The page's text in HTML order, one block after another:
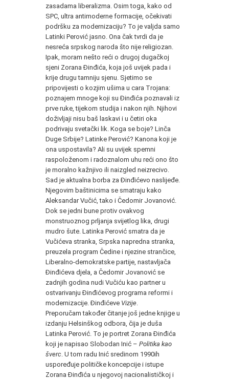
zasadama liberalizma. Osim toga, kako od
SPC, ultra antimoderne formacije, očekivati
podršku za modernizaciju? To je valjda samo
Latinki Perović jasno. Ona čak tvrdi da je
nesreća srpskog naroda što nije religiozan.
Ipak, moram nešto reći o drugoj dugačkoj
sjeni Zorana Đinđića, koja još uvijek pada i
krije drugu tamniju sjenu. Sjetimo se
pripovijesti o kozjim ušima u cara Trojana:
poznajem mnoge koji su Đinđića poznavali iz
prve ruke, tijekom studija i nakon njih. Njihovi
doživljaji nisu baš laskavi i u četiri oka
podrivaju svetački lik. Koga se boje? Linča
Duge Srbije? Latinke Perović? Kanona koji je
ona uspostavila? Ali su uvijek spemni
raspoloženom i radoznalom uhu reći ono što
je moralno kažnjivo ili naizgled neizrecivo.
Sad je aktualna borba za Đinđićevo naslijeđe.
Njegovim baštinicima se smatraju kako
Aleksandar Vučić, tako i Čedomir Jovanović.
Dok se jedni bune protiv ovakvog
monstruoznog prljanja svijetlog lika, drugi
mudro šute. Latinka Perović smatra da je
Vučićeva stranka, Srpska napredna stranka,
preuzela program Čedine i njezine strančice,
Liberalno-demokratske partije, nastavljača
Đinđićeva djela, a Čedomir Jovanović se
zadnjih godina nudi Vučiću kao partner u
ostvarivanju Đinđićevog programa reformi i
modernizacije. Đinđićeve Vizije
Preporučam također čitanje još jedne knjige u
izdanju Helsinškog odbora, čija je duša
Latinka Perović. To je portret Zorana Đinđića
koji je napisao Slobodan Inić – Politika kao
šverc . U tom radu Inić sredinom 1990ih
uspoređuje političke koncepcije i istupe
Zorana Đinđića u njegovoj nacionalističkoj i